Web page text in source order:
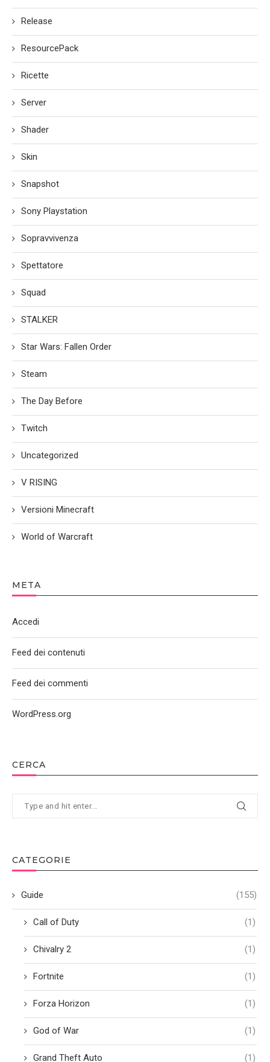
CERCA
CATEGORIE
Guide (155)
Call of Duty (1)
Chivalry 2 (1)
Fortnite (1)
Forza Horizon (1)
God of War (1)
Grand Theft Auto (1)
Release
ResourcePack
Ricette
Server
Shader
Skin
Snapshot
Sony Playstation
Sopravvivenza
Spettatore
Squad
STALKER
Star Wars: Fallen Order
Steam
The Day Before
Twitch
Uncategorized
V RISING
Versioni Minecraft
World of Warcraft
META
Accedi
Feed dei contenuti
Feed dei commenti
WordPress.org